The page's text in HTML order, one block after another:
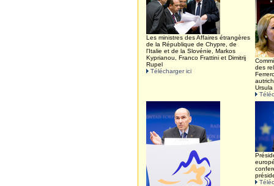
Les ministres des Affaires étrangères
de la République de Chypre, de
l'Italie et de la Slovénie, Markos
Kyprianou, Franco Frattini et Dimitrij
Rupel
Télécharger ici
des